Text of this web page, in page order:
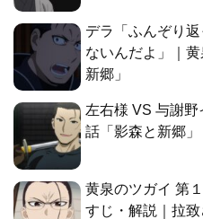
デラ「ふんぞり
ないんだよ」｜
新郷」
左右様 VS 与謝
話「影森と新郷」
黄泉のツガイ 第
すじ・解説｜拉